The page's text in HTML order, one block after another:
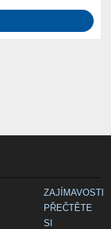
ZAJÍMAVOSTI
PŘEČTĚTE
SI